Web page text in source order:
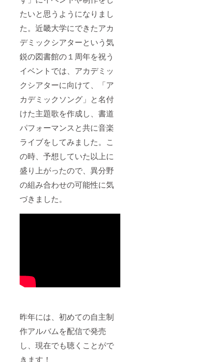
たいと思うようになりまし
た。近畿大学にできたアカ
デミックシアターという気
鋭の図書館の１周年を祝う
イベントでは、アカデミッ
クシアターに向けて、「ア
カデミックソング」と名付
けた主題歌を作成し、書道
パフォーマンスと共に音楽
ライブをしてみました。こ
の時、予想していた以上に
盛り上がったので、異分野
の組み合わせの可能性に気
づきました。
昨年には、初めての自主制
作アルバムを配信で発売
し、現在でも聴くことがで
きます！